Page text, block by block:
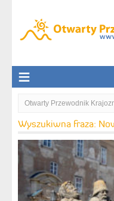
Otwarty Przewodnik
Wyszukiwna fraza: